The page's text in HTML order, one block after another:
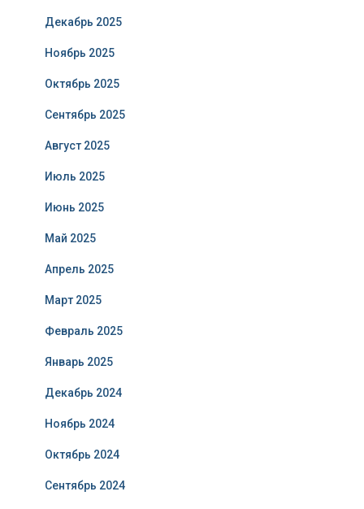
Декабрь 2025
Ноябрь 2025
Октябрь 2025
Сентябрь 2025
Август 2025
Июль 2025
Июнь 2025
Май 2025
Апрель 2025
Март 2025
Февраль 2025
Январь 2025
Декабрь 2024
Ноябрь 2024
Октябрь 2024
Сентябрь 2024